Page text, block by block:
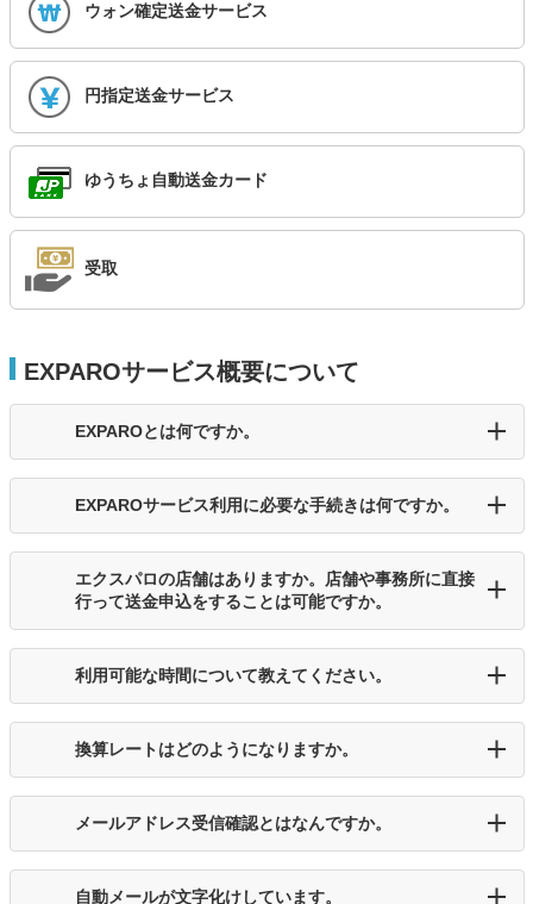
ウォン確定送金サービス
円指定送金サービス
ゆうちょ自動送金カード
受取
EXPAROサービス概要について
EXPAROとは何ですか。
EXPAROサービス利用に必要な手続きは何ですか。
エクスパロの店舗はありますか。店舗や事務所に直接
行って送金申込をすることは可能ですか。
利用可能な時間について教えてください。
換算レートはどのようになりますか。
メールアドレス受信確認とはなんですか。
自動メールが文字化けしています。